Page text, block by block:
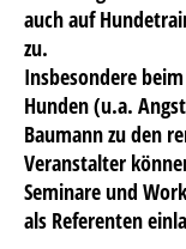
auch auf
zu.
Insbesondere
Hunden (u.a.
Baumann zu den
Veranstalter
Seminare und
als Referenten